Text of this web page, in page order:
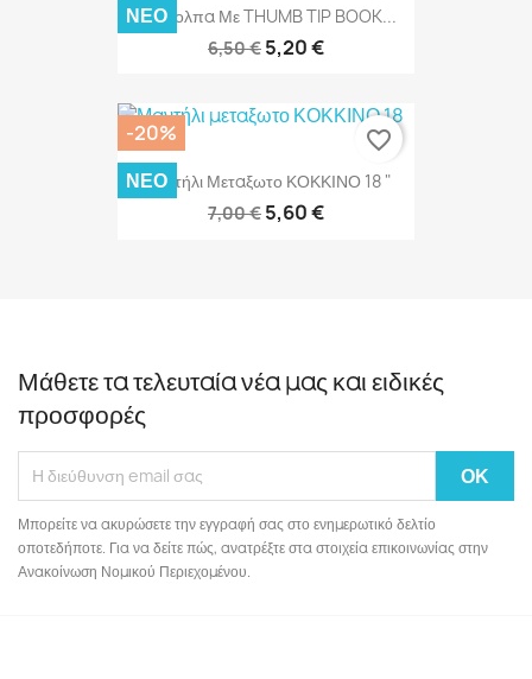
101 Κολπα Με THUMB TIP BOOK...
6,50 € 5,20 €
ΝΈΟ
Μαντήλι Μεταξωτο ΚΟΚΚΙΝΟ 18 "
7,00 € 5,60 €
-20%
ΝΈΟ
favorite_border
Μάθετε τα τελευταία νέα μας και ειδικές
προσφορές
Μπορείτε να ακυρώσετε την εγγραφή σας στο ενημερωτικό δελτίο
οποτεδήποτε. Για να δείτε πώς, ανατρέξτε στα στοιχεία επικοινωνίας στην
Ανακοίνωση Νομικού Περιεχομένου.